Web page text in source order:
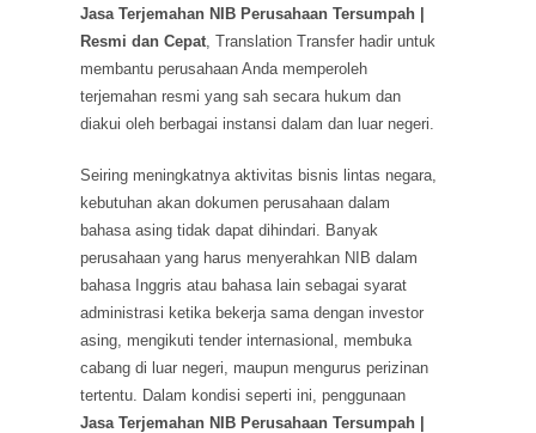
Jasa Terjemahan NIB Perusahaan Tersumpah |
Resmi dan Cepat, Translation Transfer hadir untuk
membantu perusahaan Anda memperoleh
terjemahan resmi yang sah secara hukum dan
diakui oleh berbagai instansi dalam dan luar negeri.
Seiring meningkatnya aktivitas bisnis lintas negara,
kebutuhan akan dokumen perusahaan dalam
bahasa asing tidak dapat dihindari. Banyak
perusahaan yang harus menyerahkan NIB dalam
bahasa Inggris atau bahasa lain sebagai syarat
administrasi ketika bekerja sama dengan investor
asing, mengikuti tender internasional, membuka
cabang di luar negeri, maupun mengurus perizinan
tertentu. Dalam kondisi seperti ini, penggunaan
Jasa Terjemahan NIB Perusahaan Tersumpah |